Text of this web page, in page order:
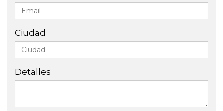
Ciudad
Detalles